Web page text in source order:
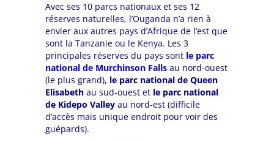
Avec ses 10 parcs nationaux et ses 12
réserves naturelles, l’Ouganda n’a rien à
envier aux autres pays d’Afrique de l’est que
sont la Tanzanie ou le Kenya. Les 3
principales réserves du pays sont le parc
national de Murchinson Falls au nord-ouest
(le plus grand), le parc national de Queen
Elisabeth au sud-ouest et le parc national
de Kidepo Valley au nord-est (difficile
d’accès mais unique endroit pour voir des
guépards).